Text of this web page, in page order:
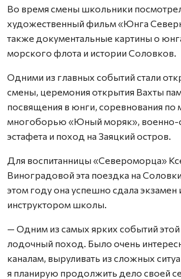
Во время смены школьники
художественный фильм «Юнга
также документальные картины о
морского флота и истории Соловков.
Одними из главных событий стали
смены, церемония открытия Вахты
посвящения в юнги, соревнования по
многоборью «Юный моряк», военно-
эстафета и поход на Заяцкий остров.
Для воспитанницы «Североморца»
Виноградовой эта поездка на
этом году она успешно сдала экзамен
инструктором школы.
— Одним из самых ярких событий этой
лодочный поход. Было очень
каналам, выруливать из сложных
я планирую продолжить дело своей